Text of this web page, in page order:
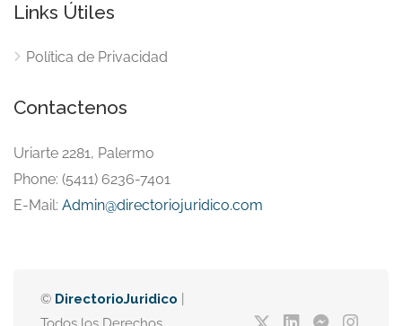
Links Útiles
Política de Privacidad
Contactenos
Uriarte 2281, Palermo
Phone: (5411) 6236-7401
E-Mail: Admin@directoriojuridico.com
© DirectorioJuridico